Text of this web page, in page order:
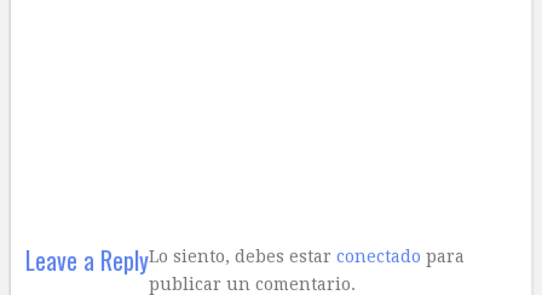
Leave a ReplyLo siento, debes estar conectado para
publicar un comentario.